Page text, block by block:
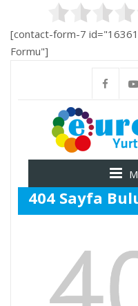
[contact-form-7
Formu"]